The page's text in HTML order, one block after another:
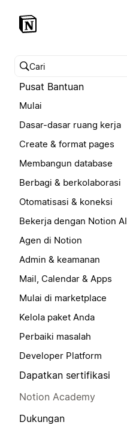
Cari pusat bantuan
Pusat Bantuan
Mulai
Dasar-dasar ruang kerja
Create & format pages
Membangun database
Berbagi & berkolaborasi
Otomatisasi & koneksi
Bekerja dengan Notion AI
Agen di Notion
Admin & keamanan
Mail, Calendar & Apps
Mulai di marketplace
Kelola paket Anda
Perbaiki masalah
Developer Platform
Dapatkan sertifikasi
Notion Academy
Dukungan